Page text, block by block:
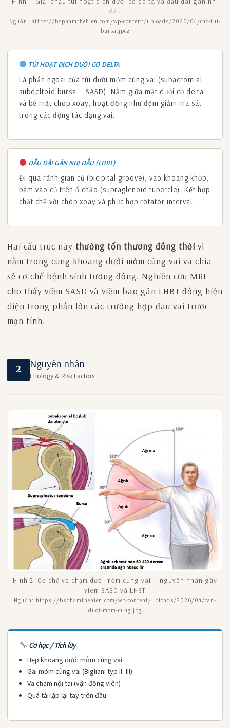
đầu
Nguồn: https://bsphamthehien.com/wp-content/uploads/2026/04/cac-tui-
bursa.jpeg
TÚI HOẠT DỊCH DƯỚI CƠ DELTA
Là phần ngoài của túi dưới mỏm cùng vai (subacromial-
subdeltoid bursa — SASD). Nằm giữa mặt dưới cơ delta
và bề mặt chóp xoay, hoạt động như đệm giảm ma sát
trong các động tác dạng vai.
ĐẦU DÀI GÂN NHỊ ĐẦU (LHBT)
Đi qua rãnh gian củ (bicipital groove), vào khoang khớp,
bám vào củ trên ổ chảo (supraglenoid tubercle). Kết hợp
chặt chẽ với chóp xoay và phức hợp rotator interval.
Hai cấu trúc này thường tổn thương đồng thời vì
nằm trong cùng khoang dưới mỏm cùng vai và chia
sẻ cơ chế bệnh sinh tương đồng. Nghiên cứu MRI
cho thấy viêm SASD và viêm bao gân LHBT đồng hiện
diện trong phần lớn các trường hợp đau vai trước
mạn tính.
2 Nguyên nhân
Etiology & Risk Factors
Hình 2. Cơ chế va chạm dưới mỏm cùng vai — nguyên nhân gây
viêm SASD và LHBT
Nguồn: https://bsphamthehien.com/wp-content/uploads/2026/04/can-
duoi-mom-cung.jpg
Cơ học / Tích lũy
Hẹp khoang dưới mỏm cùng vai
Gai mỏm cùng vai (Bigliani typ II–III)
Va chạm nội tại (vận động viên)
Quá tải lặp lại tay trên đầu